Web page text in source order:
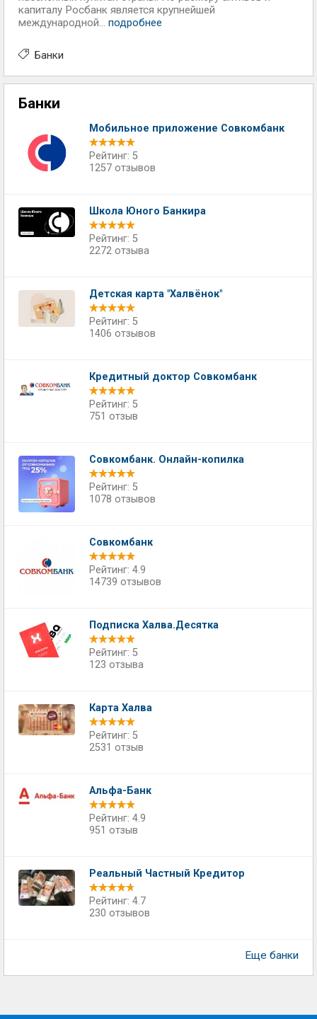
капиталу Росбанк является крупнейшей
международной... подробнее
Банки
Банки
Мобильное приложение Совкомбанк
Рейтинг: 5
1257 отзывов
Школа Юного Банкира
Рейтинг: 5
2272 отзыва
Детская карта "Халвёнок"
Рейтинг: 5
1406 отзывов
Кредитный доктор Совкомбанк
Рейтинг: 5
751 отзыв
Совкомбанк. Онлайн-копилка
Рейтинг: 5
1078 отзывов
Совкомбанк
Рейтинг: 4.9
14739 отзывов
Подписка Халва.Десятка
Рейтинг: 5
123 отзыва
Карта Халва
Рейтинг: 5
2531 отзыв
Альфа-Банк
Рейтинг: 4.9
951 отзыв
Реальный Частный Кредитор
Рейтинг: 4.7
230 отзывов
Еще банки